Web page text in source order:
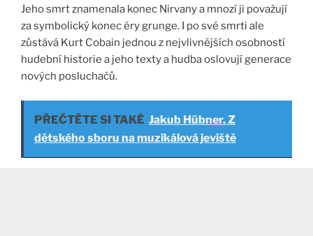
Jeho smrt znamenala konec Nirvany a mnozí ji považují
za symbolický konec éry grunge. I po své smrti ale
zůstává Kurt Cobain jednou z nejvlivnějších osobností
hudební historie a jeho texty a hudba oslovují generace
nových posluchačů​.
PŘEČTĚTE SI TAKÉ Jakub Hübner. Z
dětského sboru na muzikálová jeviště